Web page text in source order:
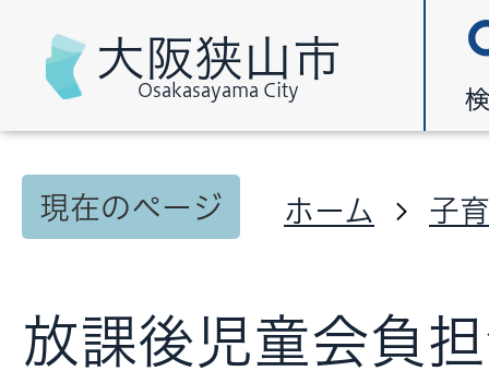
大阪狭山市
Osakasayama City
現在のページ ホーム 子
放課後児童会負